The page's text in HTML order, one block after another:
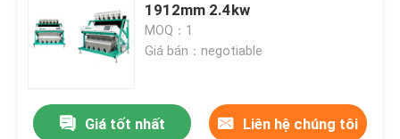
1912mm 2.4kw
MOQ：1
Giá bán：negotiable
Giá tốt nhất Liên hệ chúng tôi